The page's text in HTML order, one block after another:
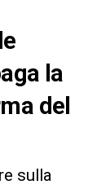
la
del
sulla